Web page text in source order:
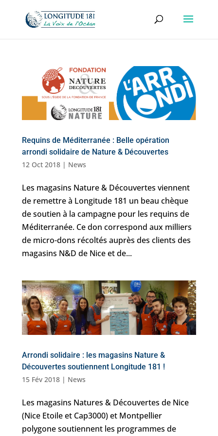
Requins de Méditerranée : Belle opération
arrondi solidaire de Nature & Découvertes
12 Oct 2018| News
Les magasins Nature & Découvertes viennent
de remettre à Longitude 181 un beau chèque
de soutien à la campagne pour les requins de
Méditerranée. Ce don correspond aux milliers
de micro-dons récoltés auprès des clients des
magasins N&D de Nice et de...
Arrondi solidaire : les magasins Nature &
Découvertes soutiennent Longitude 181 !
15 Fév 2018| News
Les magasins Natures & Découvertes de Nice
(Nice Etoile et Cap3000) et Montpellier
polygone soutiennent les programmes de